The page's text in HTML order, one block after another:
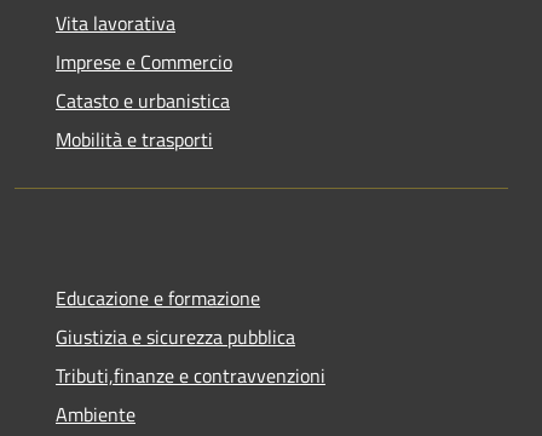
Vita lavorativa
Imprese e Commercio
Catasto e urbanistica
Mobilità e trasporti
Educazione e formazione
Giustizia e sicurezza pubblica
Tributi,finanze e contravvenzioni
Ambiente